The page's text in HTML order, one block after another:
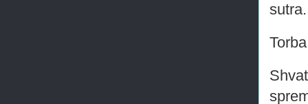
sutra.